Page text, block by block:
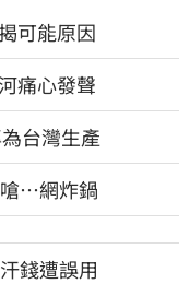
可能原因
痛心發聲
台灣生產
⋯網炸鍋
錢遭誤用